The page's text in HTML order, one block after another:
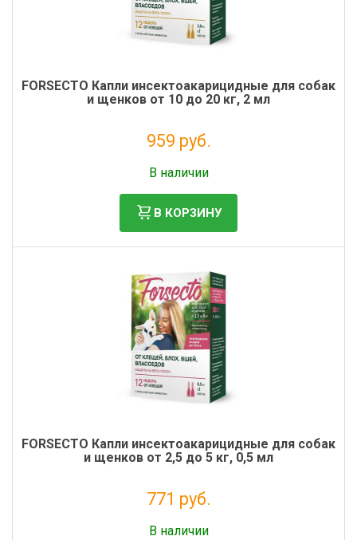
FORSECTO Капли инсектоакарицидные для собак
и щенков от 10 до 20 кг, 2 мл
959 руб.
В наличии
В КОРЗИНУ
FORSECTO Капли инсектоакарицидные для собак
и щенков от 2,5 до 5 кг, 0,5 мл
771 руб.
В наличии